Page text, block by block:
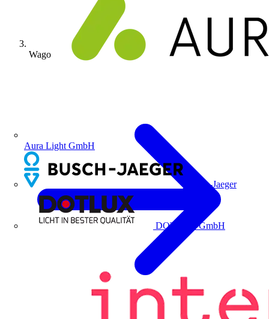
Aura Light GmbH
Busch-Jaeger
DOTLUX GmbH
Wago